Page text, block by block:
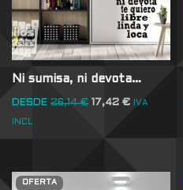
Ni sumisa, ni devota…
DESDE 26,14€ 17,42 € IVA
INCL
OFERTA